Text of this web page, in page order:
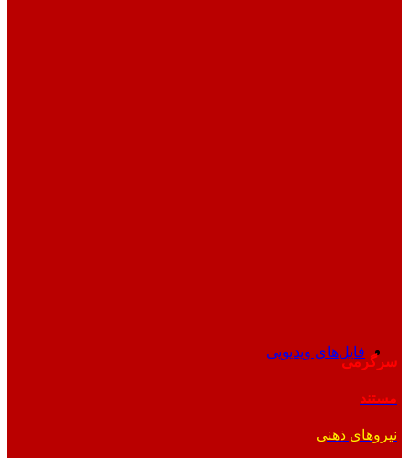
فایل‌های ویدیویی
سرگرمی
مستند
نیروهای ذهنی